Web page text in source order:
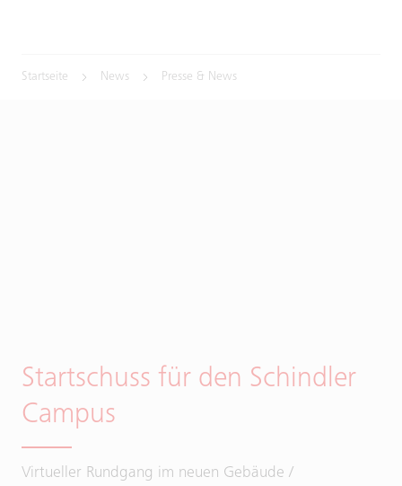
Startseite News Presse & News
Startschuss für den Schindler
Campus
Virtueller Rundgang im neuen Gebäude /